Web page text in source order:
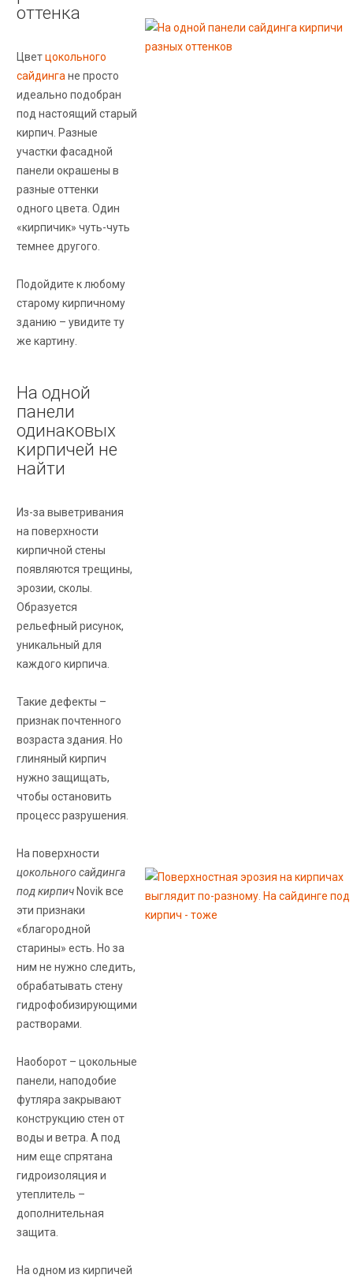
оттенка
Цветцокольного
сайдингане просто
идеально подобран
под настоящий старый
кирпич. Разные
участки фасадной
панели окрашены в
разные оттенки
одного цвета. Один
«кирпичик» чуть-чуть
темнее другого.
Подойдите к любому
старому кирпичному
зданию – увидите ту
же картину.
На одной
панели
одинаковых
кирпичей не
найти
Из-за выветривания
на поверхности
кирпичной стены
появляются трещины,
эрозии, сколы.
Образуется
рельефный рисунок,
уникальный для
каждого кирпича.
Такие дефекты –
признак почтенного
возраста здания. Но
глиняный кирпич
нужно защищать,
чтобы остановить
процесс разрушения.
На поверхности
цокольного сайдинга
под кирпич Novik все
эти признаки
«благородной
старины» есть. Но за
ним не нужно следить,
обрабатывать стену
гидрофобизирующими
растворами.
Наоборот – цокольные
панели, наподобие
футляра закрывают
конструкцию стен от
воды и ветра. А под
ним еще спрятана
гидроизоляция и
утеплитель –
дополнительная
защита.
На одном из кирпичей